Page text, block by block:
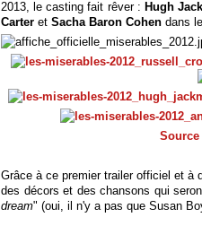
2013, le casting fait rêver : Hugh
Carter et Sacha Baron Cohen dans
Grâce à ce premier trailer officiel et à
des décors et des chansons qui
dream" (oui, il n'y a pas que Susan